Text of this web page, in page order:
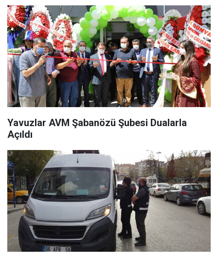
Yavuzlar AVM Şabanözü Şubesi Dualarla
Açıldı